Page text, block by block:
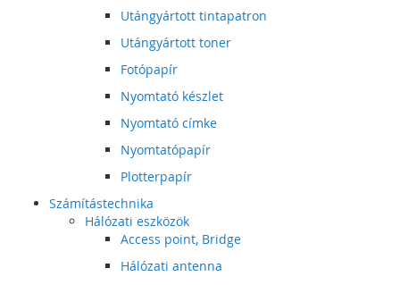
Utángyártott tintapatron
Utángyártott toner
Fotópapír
Nyomtató készlet
Nyomtató címke
Nyomtatópapír
Plotterpapír
Számítástechnika
Hálózati eszközök
Access point, Bridge
Hálózati antenna